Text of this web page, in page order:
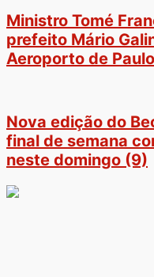
Ministro Tomé
prefeito Mário
Aeroporto de
Nova edição do
final de semana
neste domingo (9)